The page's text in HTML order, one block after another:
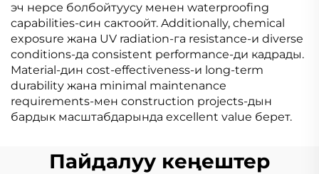
эч нерсе болбойтуусу менен waterproofing
capabilities-син сактоойт. Additionally, chemical
exposure жана UV radiation-га resistance-и diverse
conditions-да consistent performance-ди кадрады.
Material-дин cost-effectiveness-и long-term
durability жана minimal maintenance
requirements-мен construction projects-дын
бардык масштабдарында excellent value берет.
Пайдалуу кеңештер